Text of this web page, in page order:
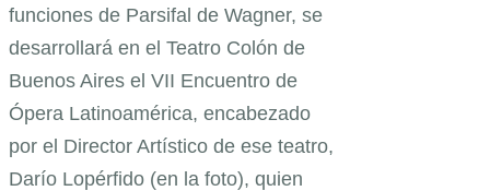
funciones de Parsifal de Wagner, se
desarrollará en el Teatro Colón de
Buenos Aires el VII Encuentro de
Ópera Latinoamérica, encabezado
por el Director Artístico de ese teatro,
Darío Lopérfido (en la foto), quien